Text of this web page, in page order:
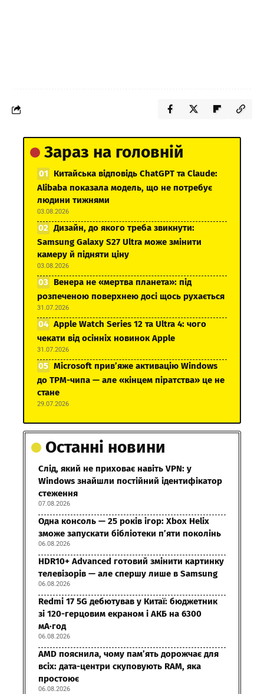
Зараз на головній
Китайська відповідь ChatGPT та Claude:
Alibaba показала модель, що не потребує
людини тижнями
03.08.2026
Дизайн, до якого треба звикнути:
Samsung Galaxy S27 Ultra може змінити
камеру й підняти ціну
03.08.2026
Венера не «мертва планета»: під
розпеченою поверхнею досі щось рухається
31.07.2026
Apple Watch Series 12 та Ultra 4: чого
чекати від осінніх новинок Apple
31.07.2026
Microsoft прив’яже активацію Windows
до TPM-чипа — але «кінцем піратства» це не
стане
29.07.2026
Останні новини
Слід, який не приховає навіть VPN: у
Windows знайшли постійний ідентифікатор
стеження
07.08.2026
Одна консоль — 25 років ігор: Xbox Helix
зможе запускати бібліотеки п’яти поколінь
06.08.2026
HDR10+ Advanced готовий змінити картинку
телевізорів — але спершу лише в Samsung
06.08.2026
Redmi 17 5G дебютував у Китаї: бюджетник
зі 120-герцовим екраном і АКБ на 6300
мА·год
06.08.2026
AMD пояснила, чому пам’ять дорожчає для
всіх: дата-центри скуповують RAM, яка
простоює
06.08.2026